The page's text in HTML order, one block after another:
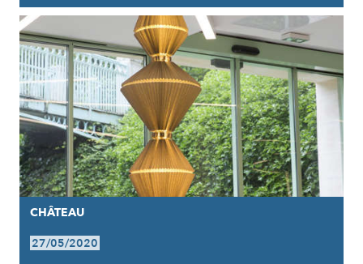
CHÂTEAU
27/05/2020